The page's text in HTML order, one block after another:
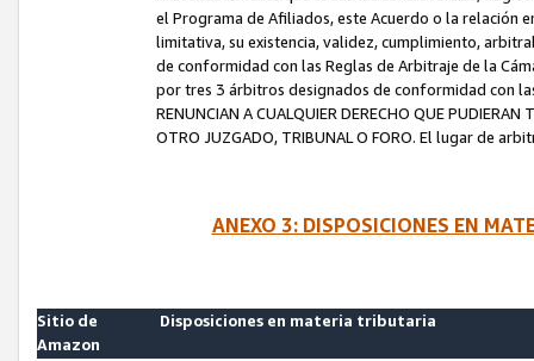
el Programa de Afiliados, este Acuerdo o la relación
limitativa, su existencia, validez, cumplimiento,
de conformidad con las Reglas de Arbitraje de la
por tres 3 árbitros designados de conformidad con las
RENUNCIAN A CUALQUIER DERECHO QUE
OTRO JUZGADO, TRIBUNAL O FORO. El lugar de
ANEXO 3: DISPOSICIONES EN
Sitio de
Amazon
Disposiciones en materia tributaria